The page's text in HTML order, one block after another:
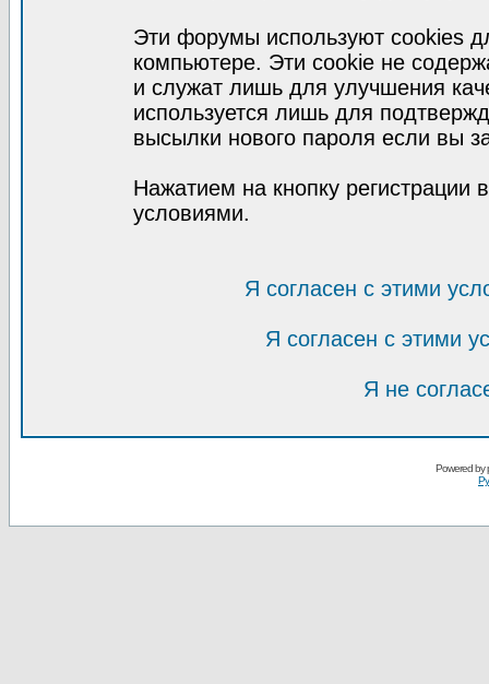
Эти форумы используют cookies
компьютере. Эти cookie не
и служат лишь для улучшения
используется лишь для
высылки нового пароля если вы
Нажатием на кнопку регистрации
условиями.
Я согласен с этими
Я согласен с этими
Я не
Powered by